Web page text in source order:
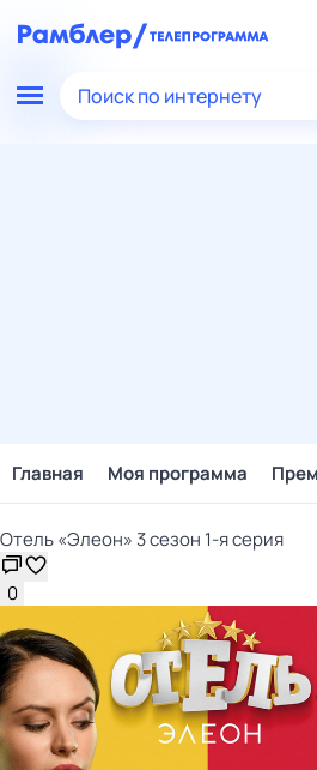
Поиск по интернету
Главная Моя программа
Отель «Элеон» 3 сезон 1-я серия
0